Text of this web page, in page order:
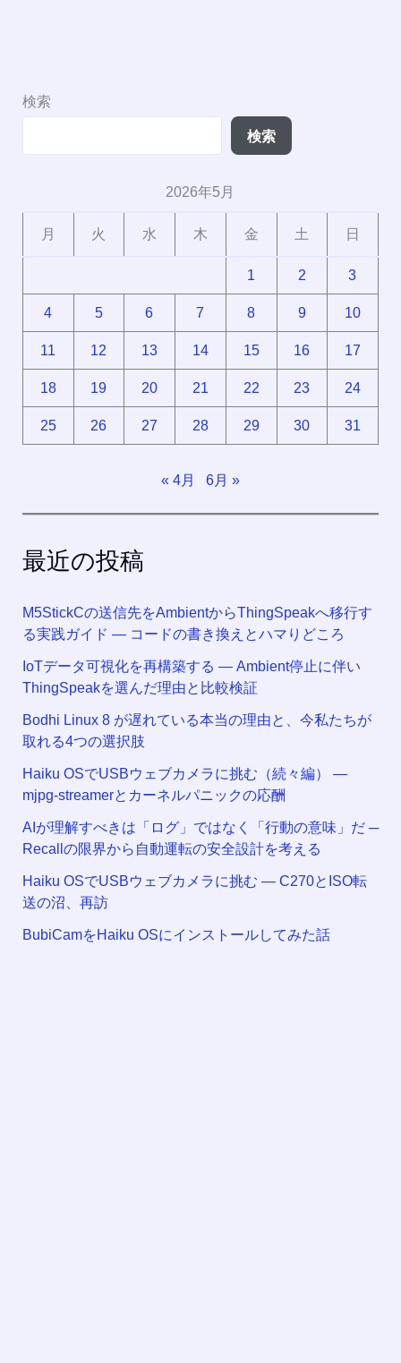
検索
検索
2026年5月
月 火 水 木 金 土 日
1 2 3
4 5 6 7 8 9 10
11 12 13 14 15 16 17
18 19 20 21 22 23 24
25 26 27 28 29 30 31
« 4月 6月 »
最近の投稿
M5StickCの送信先をAmbientからThingSpeakへ移行す
る実践ガイド ― コードの書き換えとハマりどころ
IoTデータ可視化を再構築する ― Ambient停止に伴い
ThingSpeakを選んだ理由と比較検証
Bodhi Linux 8 が遅れている本当の理由と、今私たちが
取れる4つの選択肢
Haiku OSでUSBウェブカメラに挑む（続々編） —
mjpg-streamerとカーネルパニックの応酬
AIが理解すべきは「ログ」ではなく「行動の意味」だ ─
Recallの限界から自動運転の安全設計を考える
Haiku OSでUSBウェブカメラに挑む — C270とISO転
送の沼、再訪
BubiCamをHaiku OSにインストールしてみた話